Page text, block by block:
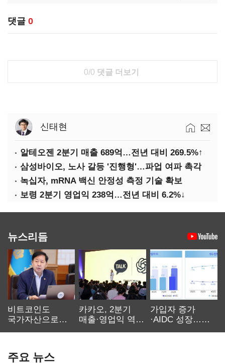
댓글 0
0/0 댓글 더보기
신태현
알테오젠 2분기 매출 689억…전년 대비 269.5%↑
삼성바이오, 노사 갈등 '진행형'…파업 여파 촉각
녹십자, mRNA 백신 안정성 측정 기술 확보
보령 2분기 영업익 238억…전년 대비 6.2%↓
뉴스리듬
비트코인도
국가자산으로…'
카카오, 2분기
매출·영업익 역대
가입자 증가
·AIDC 성장…
주요 뉴스